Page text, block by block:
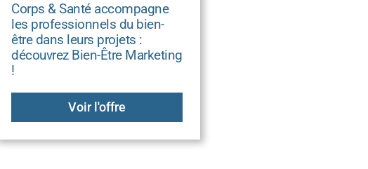
Corps & Santé accompagne
les professionnels du bien-
être dans leurs projets :
découvrez Bien-Être Marketing
!
Voir l'offre